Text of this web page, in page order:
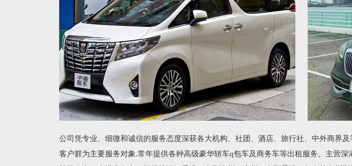
公司凭专业、细微和诚信的服务态度深获各大机构、社团、酒店、旅行社、中外商界
客户群为主要服务对象.常年提供各种高级豪华轿车q包车及商务车等出租服务。主营深